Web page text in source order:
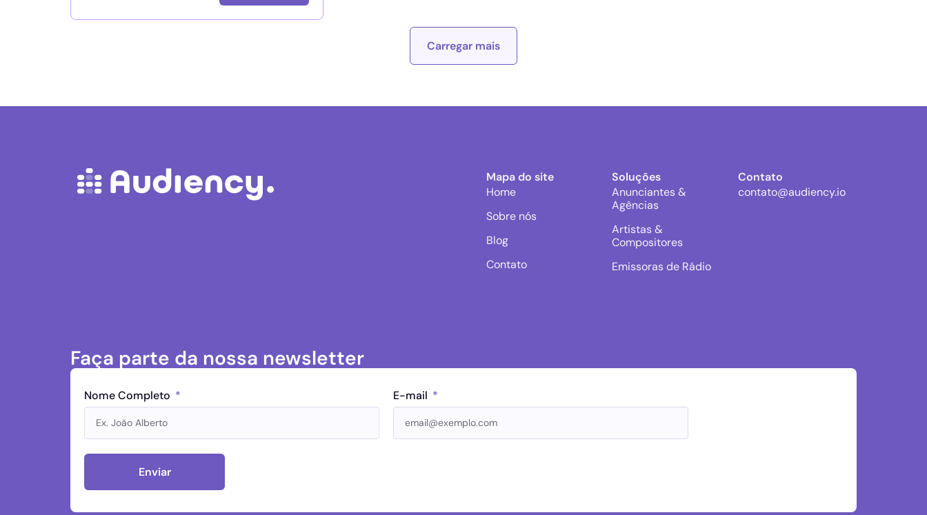
Carregar mais
Mapa do site
Home
Sobre nós
Blog
Contato
Soluções
Anunciantes &
Agências
Artistas &
Compositores
Emissoras de Rádio
Contato
contato@audiency.io
Faça parte da nossa newsletter
Nome Completo E-mail
Enviar